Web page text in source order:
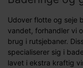
Udover flotte og seje
vandet, forhandler vi
brug i rutsjebaner.
specialiserer sig i
lavet i ekstra kraftig